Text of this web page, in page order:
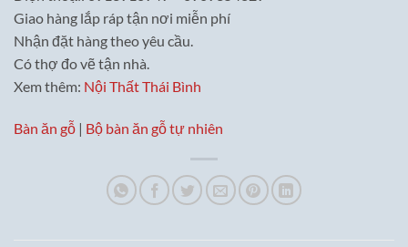
Giao hàng lắp ráp tận nơi miễn phí
Nhận đặt hàng theo yêu cầu.
Có thợ đo vẽ tận nhà.
Xem thêm: Nội Thất Thái Bình
Bàn ăn gỗ | Bộ bàn ăn gỗ tự nhiên